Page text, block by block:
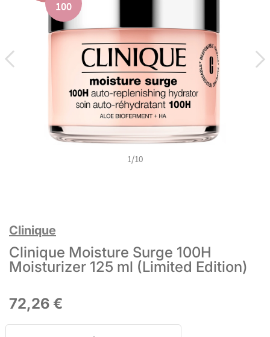
100
100
100
100
100
100
100
100
100
100
1/10
Clinique
Clinique Moisture Surge 100H
Moisturizer 125 ml (Limited Edition)
72,26 €